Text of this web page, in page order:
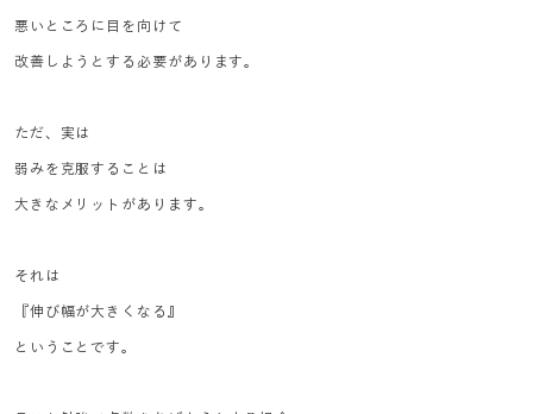
悪いところに目を向けて
改善しようとする必要があります。
ただ、実は
弱みを克服することは
大きなメリットがあります。
それは
『伸び幅が大きくなる』
ということです。